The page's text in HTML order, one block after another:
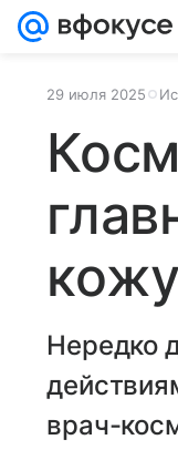
29 июля 2025
кожу
Нередко
врач-